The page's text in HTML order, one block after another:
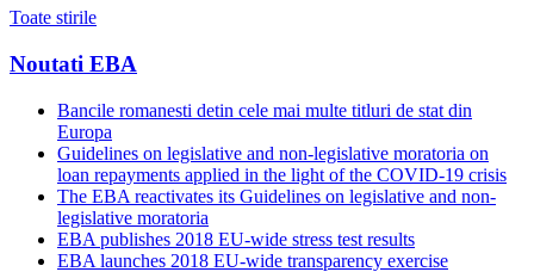
Toate stirile
Noutati EBA
Bancile romanesti detin cele mai multe titluri de stat din
Europa
Guidelines on legislative and non-legislative moratoria on
loan repayments applied in the light of the COVID-19 crisis
The EBA reactivates its Guidelines on legislative and non-
legislative moratoria
EBA publishes 2018 EU-wide stress test results
EBA launches 2018 EU-wide transparency exercise